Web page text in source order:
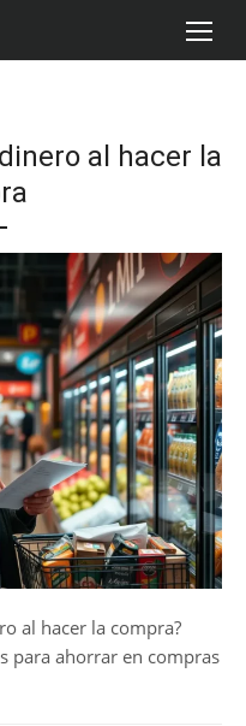
al hacer la
al hacer la compra?
para ahorrar en compras